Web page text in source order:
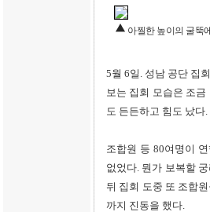
아찔한 높이의 굴뚝
5월 6일. 성남 공단 집
보는 집회 모습은 조
도 든든하고 힘도 났다
조합원 등 80여명이
없었다. 뭔가 보복할
뒤 집회 도중 또 조합
까지 진동을 했다.